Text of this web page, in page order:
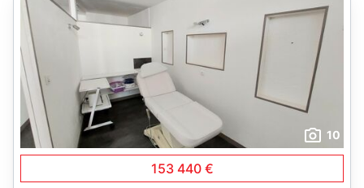
10
153 440 €